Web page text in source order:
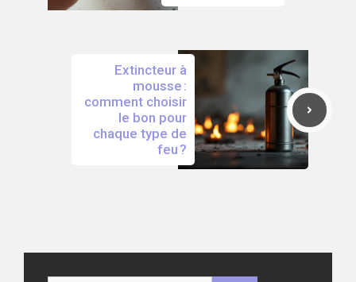
Extincteur à
mousse :
comment choisir
le bon pour
chaque type de
feu ?